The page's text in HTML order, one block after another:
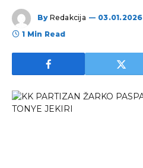
By Redakcija 03.01.2026
1 Min Read